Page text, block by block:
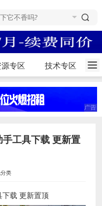
专区 技术专区
工具下载 更新置
类
载 更新置顶